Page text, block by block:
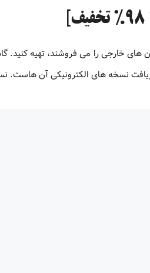
های خارجی را می فروشند، تهیه
دریافت نسخه های الکترونیکی آن هاست.